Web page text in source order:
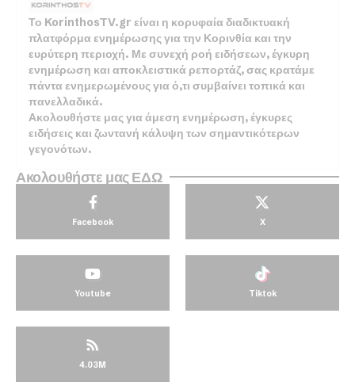
Το KorinthosTV.gr είναι η κορυφαία διαδικτυακή
πλατφόρμα ενημέρωσης για την Κορινθία και την
ευρύτερη περιοχή. Με συνεχή ροή ειδήσεων, έγκυρη
ενημέρωση και αποκλειστικά ρεπορτάζ, σας κρατάμε
πάντα ενημερωμένους για ό,τι συμβαίνει τοπικά και
πανελλαδικά.
Ακολουθήστε μας για άμεση ενημέρωση, έγκυρες
ειδήσεις και ζωντανή κάλυψη των σημαντικότερων
γεγονότων.
Ακολουθήστε μας ΕΔΩ
Facebook X
Youtube Tiktok
4.03M